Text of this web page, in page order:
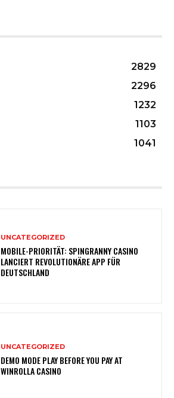
2829
2296
1232
1103
1041
UNCATEGORIZED
MOBILE-PRIORITÄT: SPINGRANNY CASINO
LANCIERT REVOLUTIONÄRE APP FÜR
DEUTSCHLAND
UNCATEGORIZED
DEMO MODE PLAY BEFORE YOU PAY AT
WINROLLA CASINO